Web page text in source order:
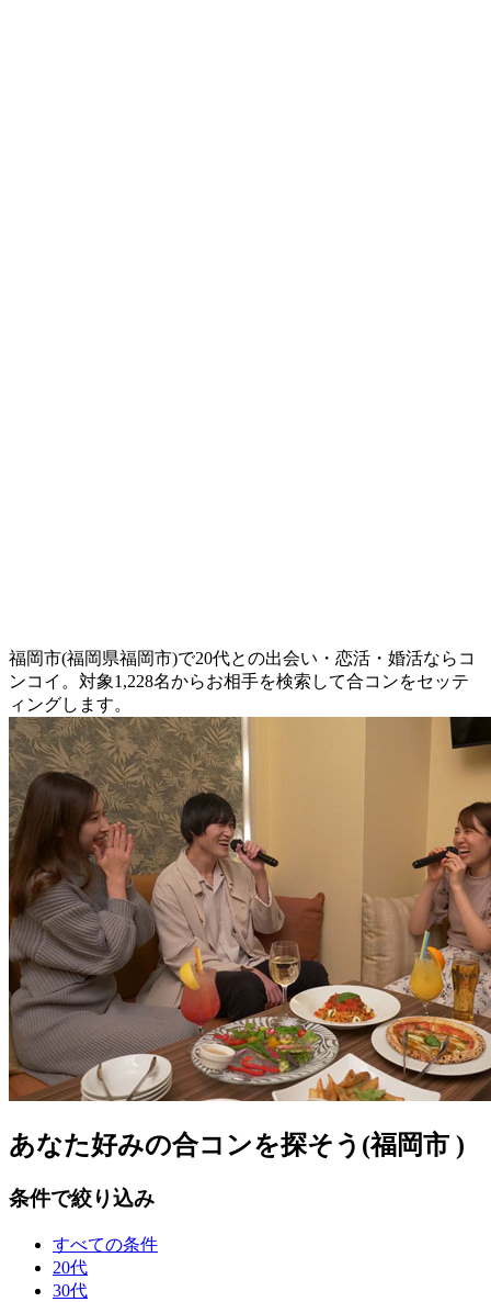
福岡市(福岡県福岡市)で20代との出会い・恋活・婚活ならコ
ンコイ。対象1,228名からお相手を検索して合コンをセッテ
ィングします。
あなた好みの合コンを探そう(福岡市 )
条件で絞り込み
すべての条件
20代
30代